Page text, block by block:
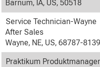
Barnum, IA, US, 50518
Service Technician-Wayne
After Sales
Wayne, NE, US, 68787-8139
Praktikum